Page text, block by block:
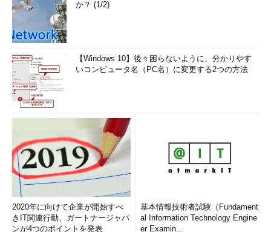
か？ (1/2)
【Windows 10】後々困らないように、分かりやす
いコンピュータ名（PC名）に変更する2つの方法
2020年に向けて企業が開始すべ
きIT関連行動、ガートナージャパ
ンが4つのポイントを発表
基本情報技術者試験（Fundament
al Information Technology Engine
er Examin...